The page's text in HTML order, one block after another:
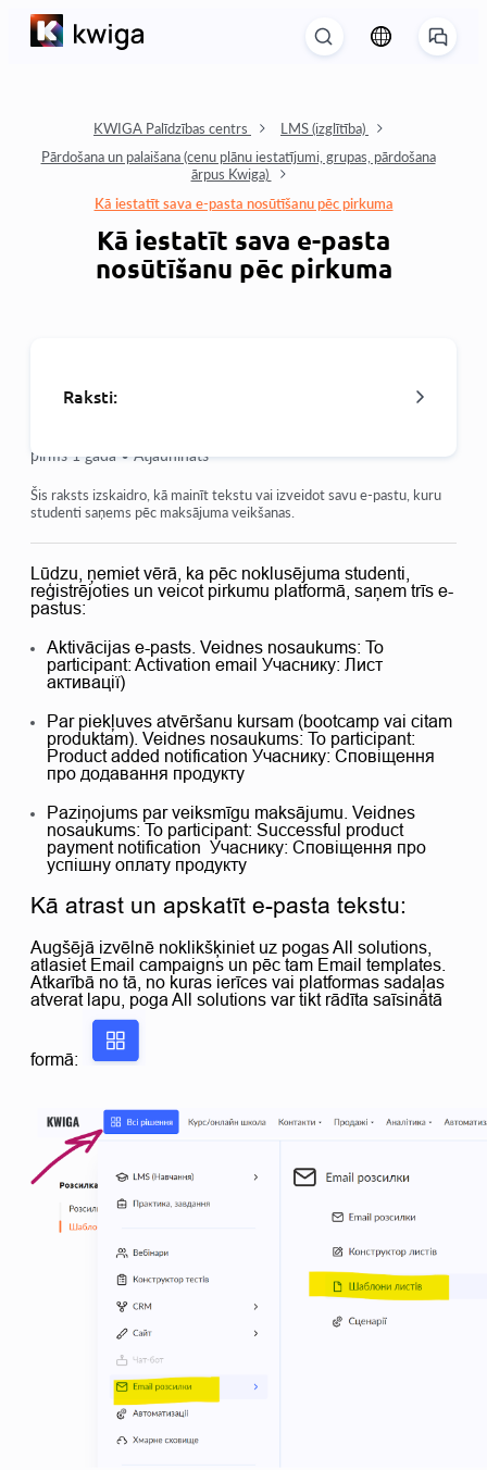
KWIGA Palīdzības centrs
LMS (izglītība)
Pārdošana un palaišana (cenu plānu iestatījumi, grupas, pārdošana
ārpus Kwiga)
Kā iestatīt sava e-pasta nosūtīšanu pēc pirkuma
Kā iestatīt sava e-pasta
nosūtīšanu pēc pirkuma
Raksti:
Pasūtījumi: pasūtījumu izveide un rediģēšana
Transakcijas
Kā iestatīt sava e-pasta nosūtīšanu pēc pirkuma
Integrācija ar Sendpulse čatbotu
Kā integrēt maksājumu sistēmu Kwiga
Kā iestatīt konkrētu valodu piedāvājuma lapai
Svarīgi projekta iestatījumi
Kā piešķirt piekļuvi studentiem, ja pārdošana nav veikta
Kwiga
Skatīt vairāk
pirms 1 gada • Atjaunināts
Šis raksts izskaidro, kā mainīt tekstu vai izveidot savu e-pastu, kuru
studenti saņems pēc maksājuma veikšanas.
Lūdzu, ņemiet vērā, ka pēc noklusējuma studenti,
reģistrējoties un veicot pirkumu platformā, saņem trīs e-
pastus:
Aktivācijas e-pasts. Veidnes nosaukums: To
participant: Activation email Учаснику: Лист
активації)
Par piekļuves atvēršanu kursam (bootcamp vai citam
produktam). Veidnes nosaukums: To participant:
Product added notification Учаснику: Сповіщення
про додавання продукту
Paziņojums par veiksmīgu maksājumu. Veidnes
nosaukums: To participant: Successful product
payment notification Учаснику: Сповіщення про
успішну оплату продукту
Kā atrast un apskatīt e-pasta tekstu:
Augšējā izvēlnē noklikšķiniet uz pogas All solutions,
atlasiet Email campaigns un pēc tam Email templates.
Atkarībā no tā, no kuras ierīces vai platformas sadaļas
atverat lapu, poga All solutions var tikt rādīta saīsinātā
formā: